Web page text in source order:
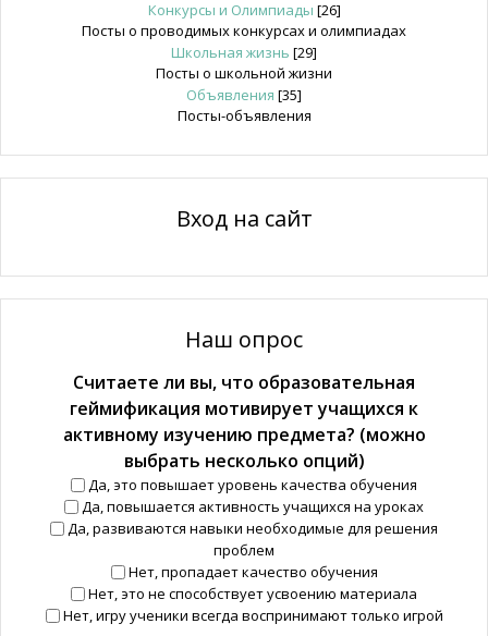
Конкурсы и Олимпиады [26]
Посты о проводимых конкурсах и олимпиадах
Школьная жизнь [29]
Посты о школьной жизни
Объявления [35]
Посты-объявления
Вход на сайт
Наш опрос
Считаете ли вы, что образовательная
геймификация мотивирует учащихся к
активному изучению предмета? (можно
выбрать несколько опций)
Да, это повышает уровень качества обучения
Да, повышается активность учащихся на уроках
Да, развиваются навыки необходимые для решения
проблем
Нет, пропадает качество обучения
Нет, это не способствует усвоению материала
Нет, игру ученики всегда воспринимают только игрой